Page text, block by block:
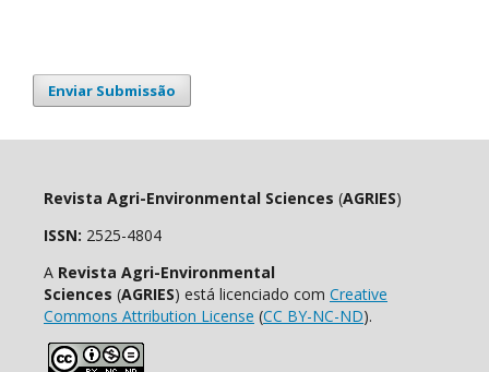
Enviar Submissão
Revista Agri-Environmental Sciences (AGRIES)
ISSN: 2525-4804
A Revista Agri-Environmental
Sciences (AGRIES) está licenciado com Creative
Commons Attribution License (CC BY-NC-ND).